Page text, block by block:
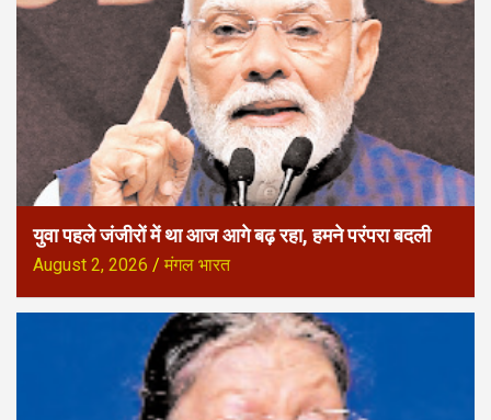
युवा पहले जंजीरों में था आज आगे बढ़ रहा, हमने परंपरा बदली
August 2, 2026 मंगल भारत